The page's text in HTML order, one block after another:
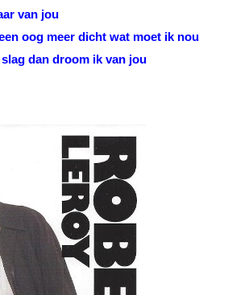
van jou
oog meer dicht wat moet ik nou
dan droom ik van jou